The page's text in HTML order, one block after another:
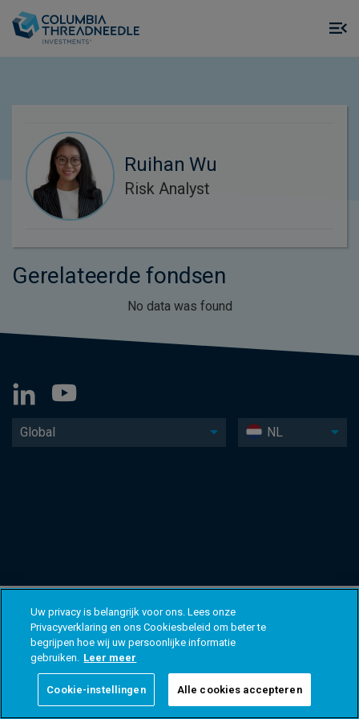
Ruihan Wu
Risk Analyst
Gerelateerde fondsen
No data was found
Global NL
Uw privacy is belangrijk voor ons. Lees onze
Privacyverklaring en ons Cookiesbeleid om beter te
begrijpen hoe wij uw persoonlijke informatie
gebruiken. Leer meer
Cookie-instellingen Alle cookies accepteren